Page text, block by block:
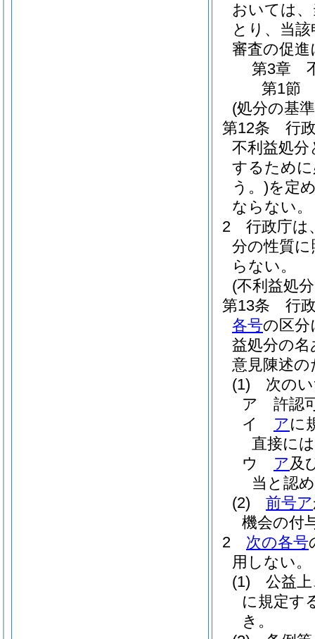
おいては
とり、当
審査の促
第3章
第1節
(処分の基
第12条
行
不利益処
するため
う。)を定
ならない。
2
行政庁は
分の性質
らない。
(不利益処
第13条
行
各号の区分
益処分の
意見陳述
(1)
次の
ア
許認
イ
アに
直接に
ウ
ア及
当と認
(2)
前号ア
機会の付
2
次の各号
用しない。
(1)
公益
に規定す
き。